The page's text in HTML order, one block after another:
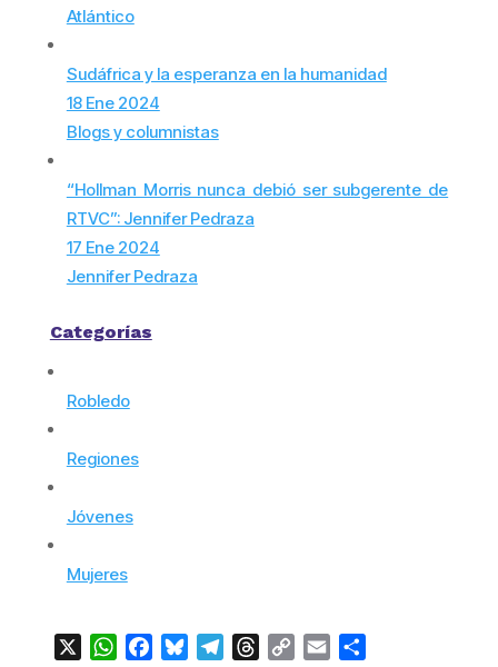
Atlántico
Sudáfrica y la esperanza en la humanidad
18 Ene 2024
Blogs y columnistas
“Hollman Morris nunca debió ser subgerente de
RTVC”: Jennifer Pedraza
17 Ene 2024
Jennifer Pedraza
Categorías
Robledo
Regiones
Jóvenes
Mujeres
WhatsApp
FacebookBlueskyTelegramThreads
Copy Email